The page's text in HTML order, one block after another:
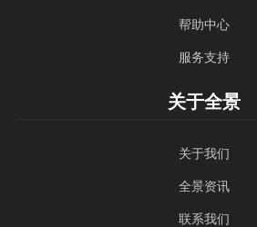
帮助中心
服务支持
关于全景
关于我们
全景资讯
联系我们